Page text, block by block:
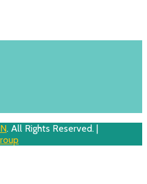
. All Rights Reserved. |